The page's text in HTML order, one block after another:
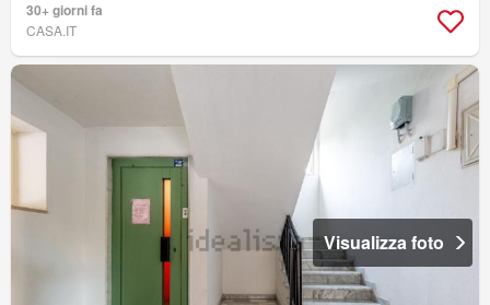
30+ giorni fa
CASA.IT
Visualizza foto